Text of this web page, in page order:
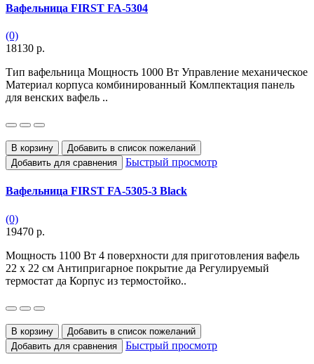
Вафельница FIRST FA-5304
(0)
18130 р.
Тип вафельница Мощность 1000 Вт Управление механическое
Материал корпуса комбинированный Комлпектация панель
для венских вафель ..
В корзину
Добавить в список пожеланий
Добавить для сравнения
Быстрый просмотр
Вафельница FIRST FA-5305-3 Black
(0)
19470 р.
Мощность 1100 Вт 4 поверхности для приготовления вафель
22 х 22 см Антипригарное покрытие да Регулируемый
термостат да Корпус из термостойко..
В корзину
Добавить в список пожеланий
Добавить для сравнения
Быстрый просмотр